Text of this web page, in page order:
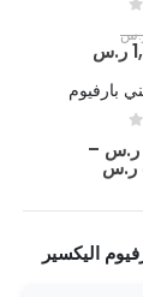
ر.س
بارفيوم
ر.س –
ر.س
اليكسير